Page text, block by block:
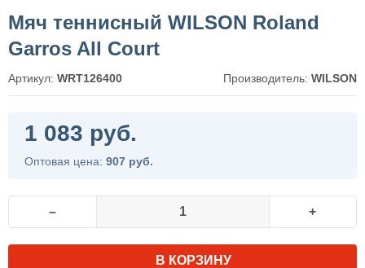
Мяч теннисный WILSON Roland
Garros All Court
Артикул: WRT126400 Производитель: WILSON
1 083 руб.
Оптовая цена: 907 руб.
– +
В КОРЗИНУ